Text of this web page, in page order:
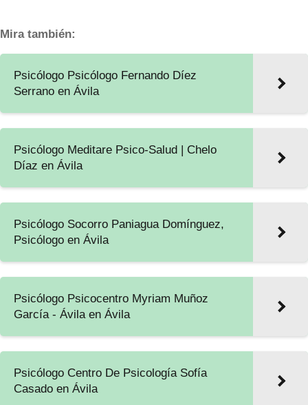
Mira también:
Psicólogo Psicólogo Fernando Díez
Serrano en Ávila
Psicólogo Meditare Psico-Salud | Chelo
Díaz en Ávila
Psicólogo Socorro Paniagua Domínguez,
Psicólogo en Ávila
Psicólogo Psicocentro Myriam Muñoz
García - Ávila en Ávila
Psicólogo Centro De Psicología Sofía
Casado en Ávila